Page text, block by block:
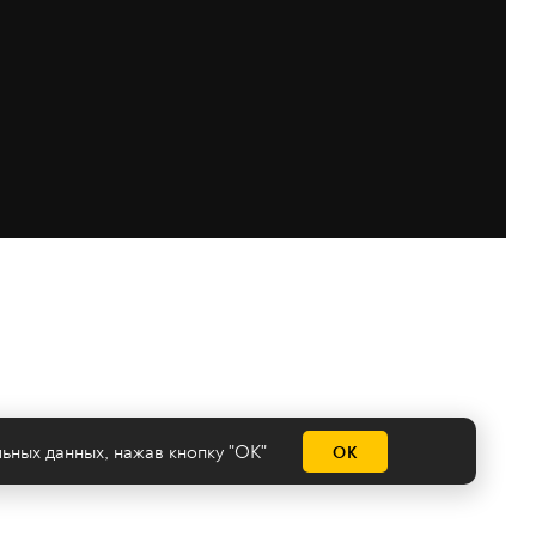
данных, нажав кнопку "ОК" ОК